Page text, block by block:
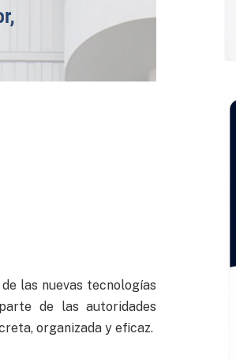
las nuevas tecnologías
de las autoridades
organizada y eficaz.